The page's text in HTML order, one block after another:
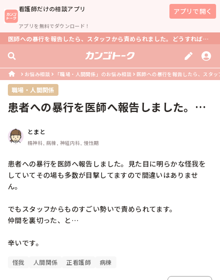
看護師だけの相談アプリ
アプリを無料でダウンロード！
アプリで開く
医師への暴行を報告したら、スタッフから責められました。どうすればいい？
お悩み相談 「職場・人間関係」のお悩み相談 医師への暴行を報告したら、スタ
職場・人間関係
患者への暴行を医師へ報告しました。見
とまと
精神科, 病棟, 神経内科, 慢性期
患者への暴行を医師へ報告しました。見た目に明らかな怪我を
していてその場も多数が目撃してますので間違いはありませ
ん。
でもスタッフからものすごい勢いで責められてます。
仲間を裏切った、と…
辛いです。
怪我 人間関係 正看護師 病棟